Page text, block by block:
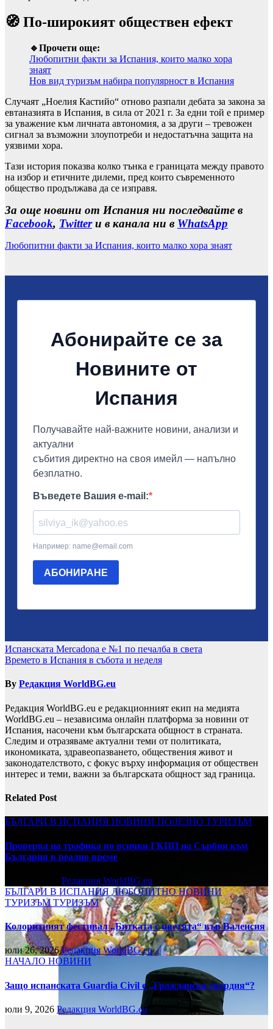
🧭 По-широкият обществен ефект
🔹Прочети още:
Любопитни факти за Испания, които малко хора
знаят
Нов вид туризъм набира популярност в Испания
Случаят „Ноелия Кастийо“ отново разпали дебата за закона за
евтаназията в Испания, в сила от 2021 г. За едни той е пример
за уважение към личната автономия, а за други – тревожен
сигнал за възможни злоупотреби и недостатъчна защита на
уязвими хора.
Тази история показва колко тънка е границата между правото
на избор и етичните дилеми, пред които съвременното
общество продължава да се изправя.
За още новини от Испания ни последвайте в
Facebook, Twitterи в канала ни в WhatsApp
Любопитни факти за Испания, които малко хора знаят
Навигация
Испанската Mercadona е №1 по печалба в света
Времето в Испания в събота и неделя
By Редакция WorldBG.eu
Редакция WorldBG.eu е редакционният екип на медията
WorldBG.eu – независима онлайн платформа за новини от
Испания, насочени към българската общност в страната.
Следим и отразяваме актуални теми от политиката,
икономиката, здравеопазването, обществения живот и
законодателството, с фокус върху информация от обществен
интерес и теми, важни за българската общност зад граница.
Related Post
БЪЛГАРИ В ИСПАНИЯ НОВИНИ ПОЛЕЗНО ТУРИЗЪМ
Проверка на трафика по всички ГКПП на Сърбия към
България в реално време
Редакция WorldBG.eu
БЪЛГАРИ В ИСПАНИЯ ЛЮБОПИТНОНОВИНИ
ТУРИЗЪМТУРИЗЪМ
Колоритният фестивал „Битката с цветята“ във Валенсия
юли 26, 2026Редакция WorldBG.eu
НАЧАЛО НОВИНИ
Защо испанската Guardia Civil е „Гражданска гвардия“?
юли 9, 2026 Редакция WorldBG.eu